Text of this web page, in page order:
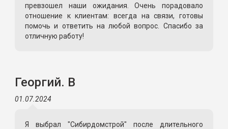
превзошел наши ожидания. Очень порадовало
отношение к клиентам: всегда на связи, готовы
помочь и ответить на любой вопрос. Спасибо за
отличную работу!
Георгий. В
01.07.2024
Я выбрал "Сибирдомстрой" после длительного